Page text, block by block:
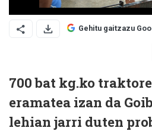
Gehitu gaitzazu
700 bat kg.ko
eramatea izan da
lehian jarri duten